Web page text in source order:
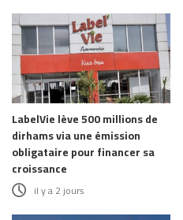
LabelVie lève 500 millions de
dirhams via une émission
obligataire pour financer sa
croissance
il y a 2 jours